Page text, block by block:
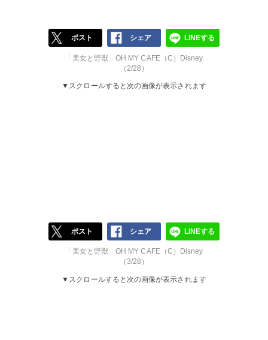
ポスト シェア LINEする
「美女と野獣」OH MY CAFE（C）Disney
（2/28）
▼スクロールすると次の画像が表示されます
ポスト シェア LINEする
「美女と野獣」OH MY CAFE（C）Disney
（3/28）
▼スクロールすると次の画像が表示されます